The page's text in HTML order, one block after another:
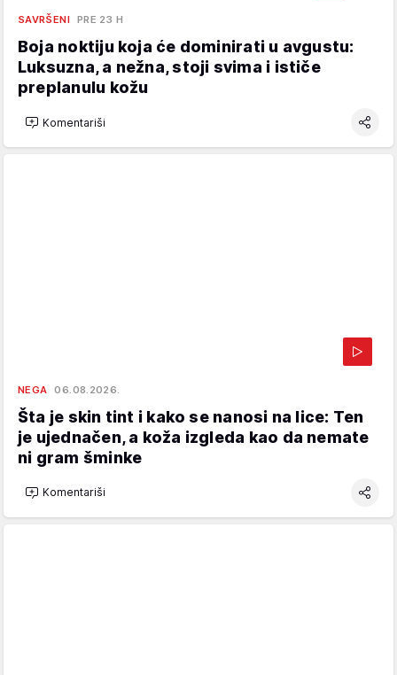
SAVRŠENI PRE 23 H
Boja noktiju koja će dominirati u avgustu:
Luksuzna, a nežna, stoji svima i ističe
preplanulu kožu
Komentariši
NEGA 06.08.2026.
Šta je skin tint i kako se nanosi na lice: Ten
je ujednačen, a koža izgleda kao da nemate
ni gram šminke
Komentariši